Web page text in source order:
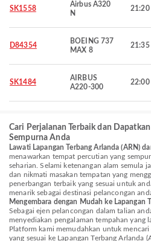
SK1558
Airbus A320
N
21:20
D84354
BOEING 737
MAX 8
21:35
SK1484
AIRBUS
A220-300
22:00
Cari Perjalanan Terbaik dan
Sempurna Anda
Lawati Lapangan Terbang Arlanda (ARN)
menawarkan tempat percutian yang
seharian. Selami ketenangan alam semula
dan nikmati masakan tempatan yang
penerbangan terbaik yang sesuai untuk
menarik sebagai destinasi pelancongan
Mengembara dengan Mudah ke Lapangan
Sebagai ejen pelancongan dalam talian
menyediakan pengalaman tempahan yang
Platform kami memudahkan untuk
yang sesuai ke Lapangan Terbang Arlanda